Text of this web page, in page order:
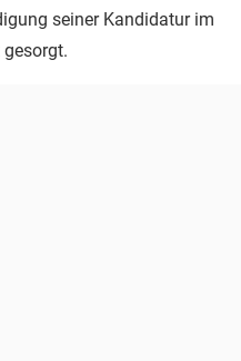
seiner Kandidatur im